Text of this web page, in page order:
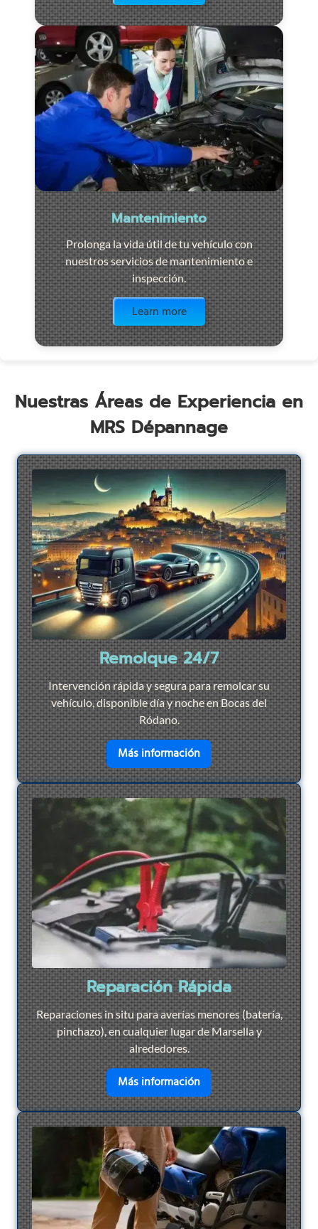
Mantenimiento
Prolonga la vida útil de tu vehículo con
nuestros servicios de mantenimiento e
inspección.
Learn more
Nuestras Áreas de Experiencia en
MRS Dépannage
Remolque 24/7
Intervención rápida y segura para remolcar su
vehículo, disponible día y noche en Bocas del
Ródano.
Más informaciónen savoir plus sur
Reparación Rápida
Reparaciones in situ para averías menores (batería,
pinchazo), en cualquier lugar de Marsella y
alrededores.
Más informaciónen savoir plus sur